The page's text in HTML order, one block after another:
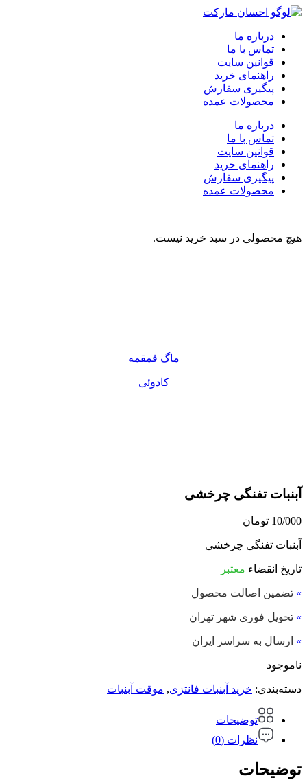
درباره ما
تماس با ما
قوانین سایت
راهنمای خرید
پیگیری سفارش
محصولات عمده
درباره ما
تماس با ما
قوانین سایت
راهنمای خرید
پیگیری سفارش
محصولات عمده
هیچ محصولی در سبد خرید نیست.
ماگ قمقمه
کادوئی
آبنبات تفنگی چرخشی
10/000 تومان
آبنبات تفنگی چرخشی
تاریخ انقضاء معتبر
» تضمین اصالت محصول
» تحویل فوری شهر تهران
» ارسال به سراسر ایران
ناموجود
دسته‌بندی: خرید آبنبات فانتزی, موقت آبنبات
توضیحات
نظرات (0)
توضیحات